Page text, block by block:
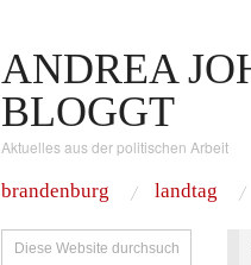
ANDREA
BLOGGT
Aktuelles aus der politischen Arbeit
brandenburg landtag